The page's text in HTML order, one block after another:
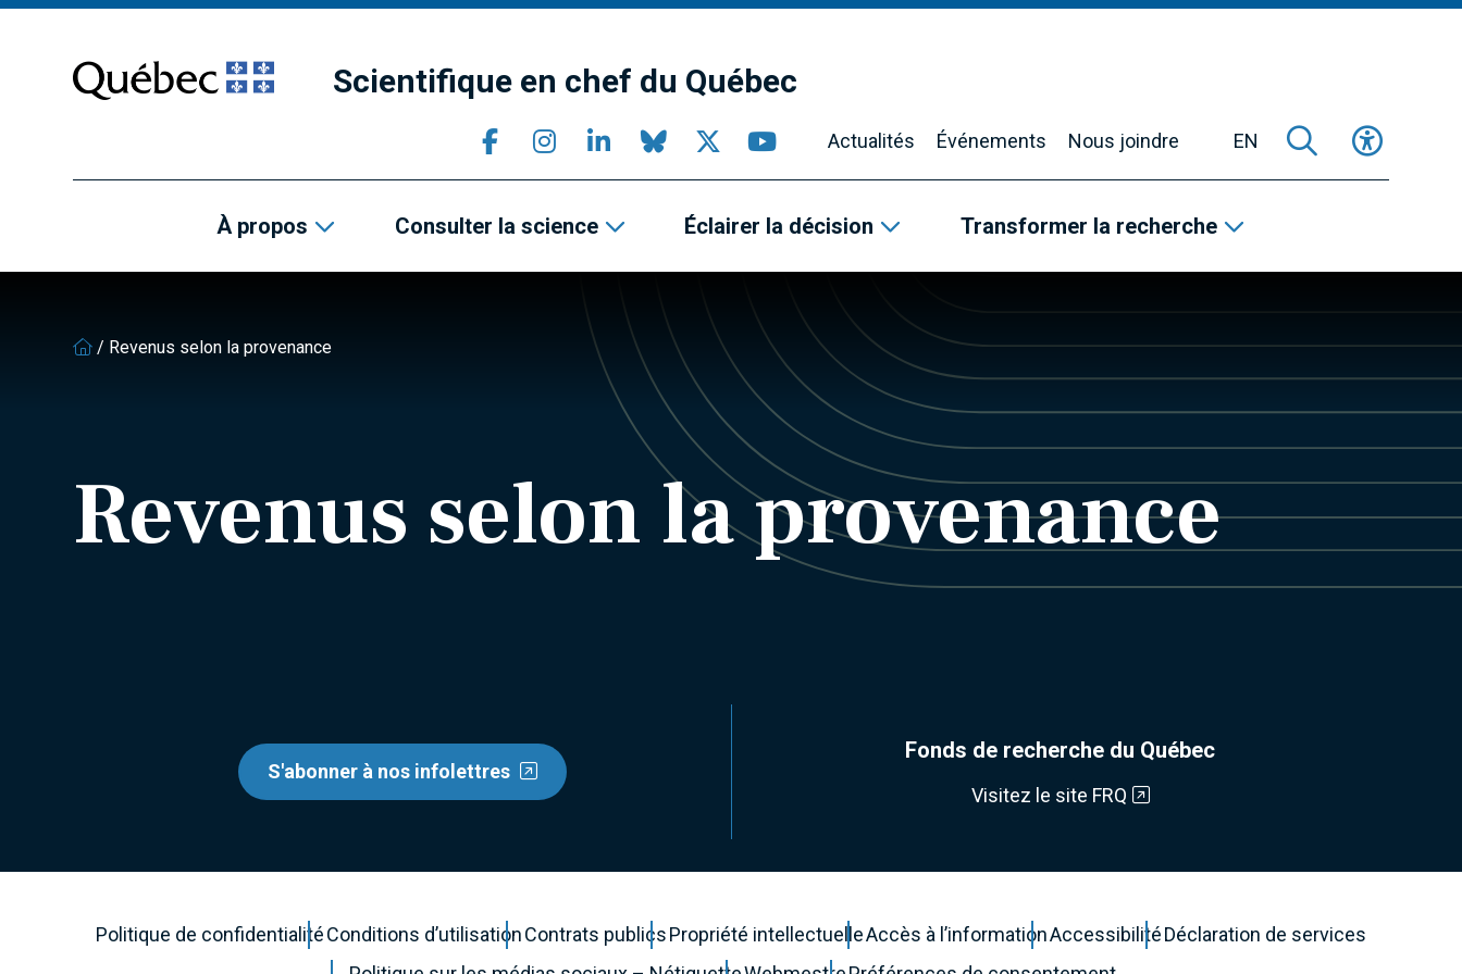
contenu
principal
Scientifique en chef du Québec
Actualités Événements Nous joindre EN
À propos Consulter la science Éclairer la décision Transformer la recherche
/ Revenus selon la provenance
Revenus selon la provenance
S'abonner à nos infolettres
Fonds de recherche du Québec
Visitez le site FRQ
Politique de confidentialitéConditions d’utilisationContrats publicsPropriété intellectuelleAccès à l’informationAccessibilitéDéclaration de services